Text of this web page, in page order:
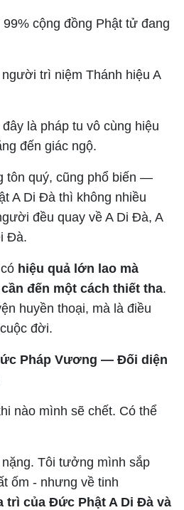
cộng đồng Phật tử đang
trì niệm Thánh hiệu A
là pháp tu vô cùng hiệu
đến giác ngộ.
tôn quý, cũng phổ biến —
A Di Đà thì không nhiều
đều quay về A Di Đà, A
Đà.
hiệu quả lớn lao mà
đến một cách thiết tha.
huyền thoại, mà là điều
đời.
Pháp Vương — Đối diện
nào mình sẽ chết. Có thể
Tôi tưởng mình sắp
ốm - nhưng về tinh
trì của Đức Phật A Di Đà và